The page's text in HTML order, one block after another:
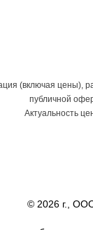
(включая цены),
публичной
Актуальность
© 2026 г.,